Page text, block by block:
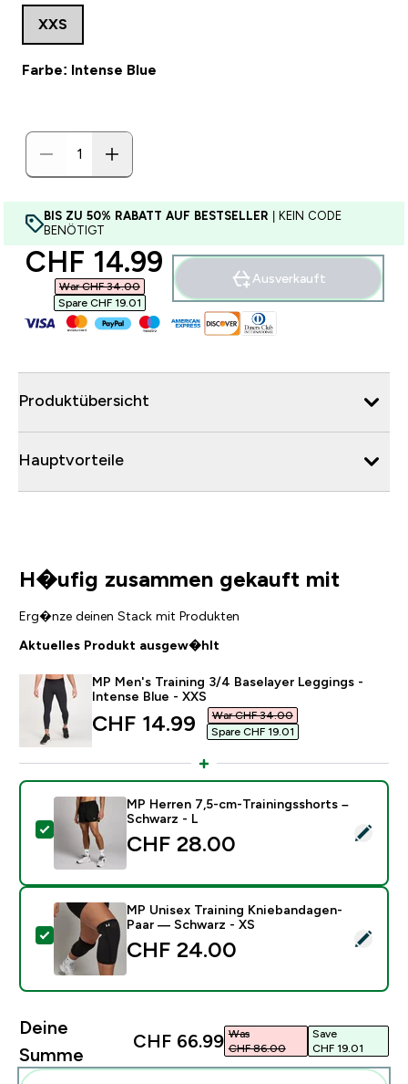
XXS
Farbe: Intense Blue
BIS ZU 50% RABATT AUF BESTSELLER | KEIN CODE
BENÖTIGT
discounted price
CHF 14.99‎
War CHF 34.00‎
Spare CHF 19.01‎
Ausverkauft
Produktübersicht
Hauptvorteile
H�ufig zusammen gekauft mit
Erg�nze deinen Stack mit Produkten
Aktuelles Produkt ausgew�hlt
MP Men's Training 3/4 Baselayer Leggings -
Intense Blue - XXS
discounted price
CHF 14.99‎
War CHF 34.00‎
Spare CHF 19.01‎
Dieses Produkt ausw�hlen - MP Herren 7,5-cm-
MP Herren 7,5-cm-Trainingsshorts –
Schwarz - L
CHF 28.00‎
Dieses Produkt ausw�hlen - MP Unisex Training
MP Unisex Training Kniebandagen-
Paar — Schwarz - XS
CHF 24.00‎
Deine
Summe
CHF 66.99‎ Was
CHF 86.00‎
Save
CHF 19.01‎